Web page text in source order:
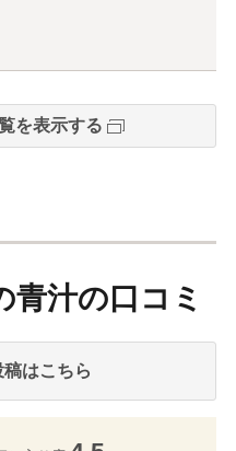
を表示する
青汁の口コミ
稿はこちら